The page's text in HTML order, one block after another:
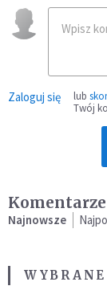
Zaloguj się lub
Twój
Najnowsze